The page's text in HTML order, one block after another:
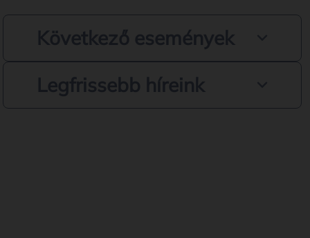
Következő események
Legfrissebb híreink